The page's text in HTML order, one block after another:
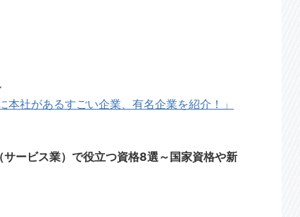
本社があるすごい企業、有名企業を紹介！」
ービス業）で役立つ資格8選～国家資格や新